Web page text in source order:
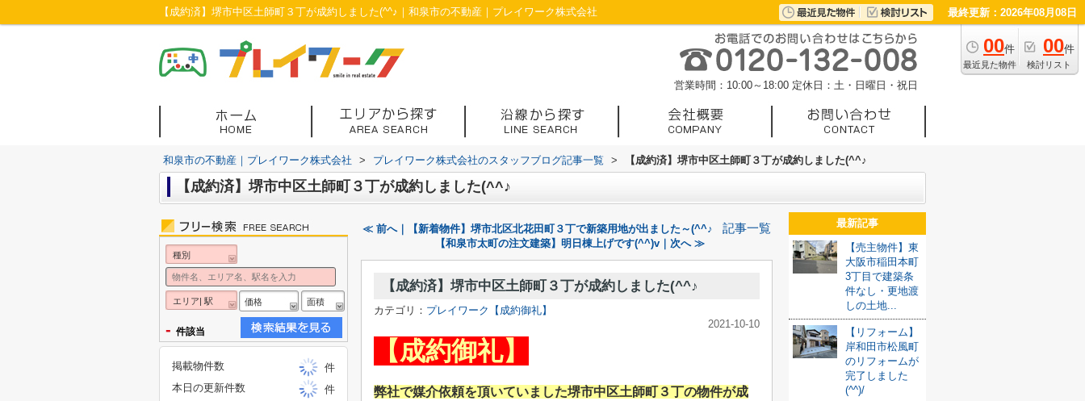
【成約済】堺市中区土師町３丁が成約しました(^^♪｜和泉市の不動産｜プレイワーク株式会社 最終更新：2026年08月08日
00件
最近見た物件
00件
検討リスト
営業時間：10:00～18:00 定休日：土・日曜日・祝日
和泉市の不動産｜プレイワーク株式会社 > プレイワーク株式会社のスタッフブログ記事一覧 > 【成約済】堺市中区土師町３丁が成約しました(^^♪
【成約済】堺市中区土師町３丁が成約しました(^^♪
≪ 前へ｜【新着物件】堺市北区北花田町３丁で新築用地が出ました～(^^♪ 記事一覧
【和泉市太町の注文建築】明日棟上げです(^^)v｜次へ ≫
【成約済】堺市中区土師町３丁が成約しました(^^♪
カテゴリ： プレイワーク【成約御礼】
2021-10-10
【成約御礼】
弊社で媒介依頼を頂いていました堺市中区土師町３丁の物件が成
最新記事
【売主物件】東
大阪市稲田本町
3丁目で建築条
件なし・更地渡
しの土地...
【リフォーム】
岸和田市松風町
のリフォームが
完了しました
(^^)/
種別
エリア| 駅 価格 面積
- 件該当
掲載物件数
件
本日の更新件数
件